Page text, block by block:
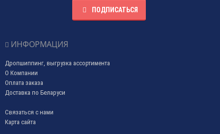
ПОДПИСАТЬСЯ
ИНФОРМАЦИЯ
Дропшиппинг, выгрузка ассортимента
О Компании
Оплата заказа
Доставка по Беларуси
Связаться с нами
Карта сайта